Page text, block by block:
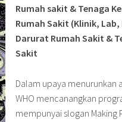
Rumah sakit & Tenaga
Rumah Sakit (Klinik,
Darurat Rumah Sakit &
Sakit
Dalam upaya menurunkan
WHO mencanangkan
mempunyai slogan Making